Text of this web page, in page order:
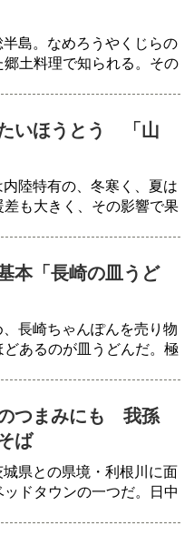
島。なめろうやくじらの
土料理で知られる。その
いほうとう 「山
陸特有の、冬寒く、夏は
も大きく、その影響で果
本「長崎の皿うど
長崎ちゃんぽんを売り物
あるのが皿うどんだ。極
のつまみにも 我孫
ば
県との県境・利根川に面
ドタウンの一つだ。日中